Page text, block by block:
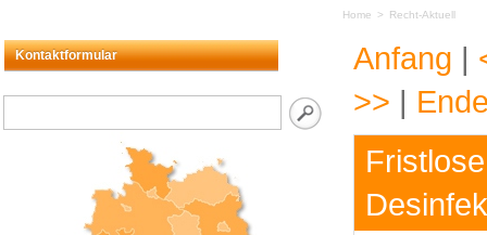
Home > Recht-Aktuell
Kontaktformular Anfang |
>> |